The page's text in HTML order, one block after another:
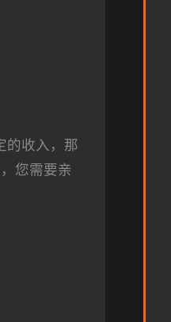
的收入，那
您需要亲